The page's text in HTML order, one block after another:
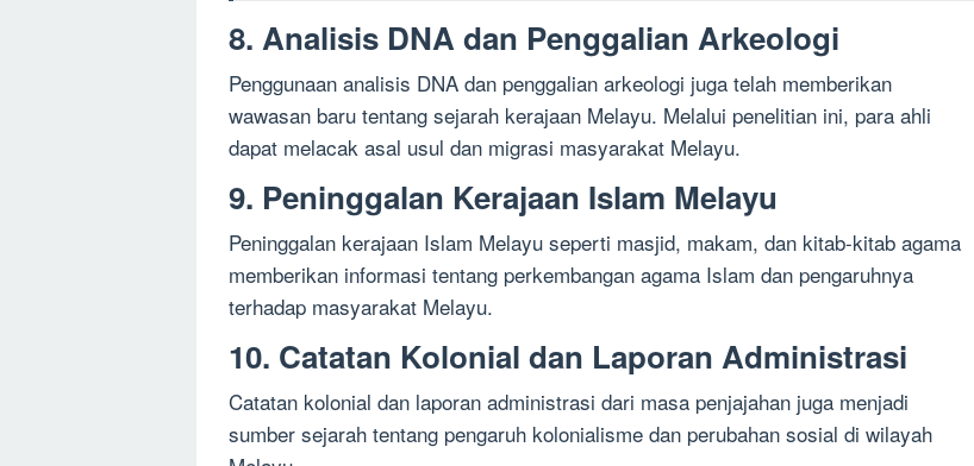
8. Analisis DNA dan Penggalian Arkeologi
Penggunaan analisis DNA dan penggalian arkeologi juga telah memberikan
wawasan baru tentang sejarah kerajaan Melayu. Melalui penelitian ini, para ahli
dapat melacak asal usul dan migrasi masyarakat Melayu.
9. Peninggalan Kerajaan Islam Melayu
Peninggalan kerajaan Islam Melayu seperti masjid, makam, dan kitab-kitab agama
memberikan informasi tentang perkembangan agama Islam dan pengaruhnya
terhadap masyarakat Melayu.
10. Catatan Kolonial dan Laporan Administrasi
Catatan kolonial dan laporan administrasi dari masa penjajahan juga menjadi
sumber sejarah tentang pengaruh kolonialisme dan perubahan sosial di wilayah